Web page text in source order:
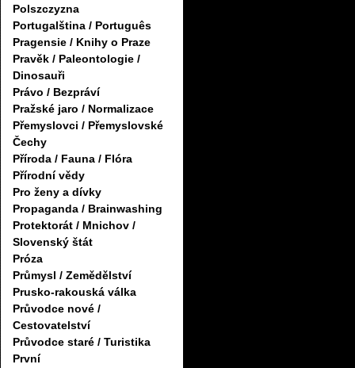
Polszczyzna
Portugalština / Português
Pragensie / Knihy o Praze
Pravěk / Paleontologie /
Dinosauři
Právo / Bezpráví
Pražské jaro / Normalizace
Přemyslovci / Přemyslovské
Čechy
Příroda / Fauna / Flóra
Přírodní vědy
Pro ženy a dívky
Propaganda / Brainwashing
Protektorát / Mnichov /
Slovenský štát
Próza
Průmysl / Zemědělství
Prusko-rakouská válka
Průvodce nové /
Cestovatelství
Průvodce staré / Turistika
První